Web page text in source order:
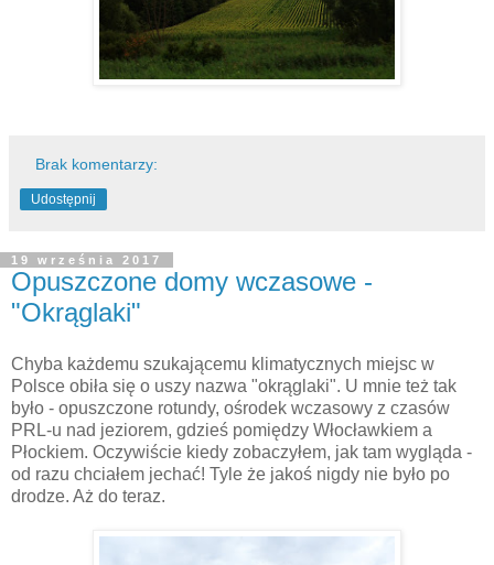
Brak komentarzy:
Udostępnij
19 września 2017
Opuszczone domy wczasowe -
"Okrąglaki"
Chyba każdemu szukającemu klimatycznych miejsc w
Polsce obiła się o uszy nazwa "okrąglaki". U mnie też tak
było - opuszczone rotundy, ośrodek wczasowy z czasów
PRL-u nad jeziorem, gdzieś pomiędzy Włocławkiem a
Płockiem. Oczywiście kiedy zobaczyłem, jak tam wygląda -
od razu chciałem jechać! Tyle że jakoś nigdy nie było po
drodze. Aż do teraz.